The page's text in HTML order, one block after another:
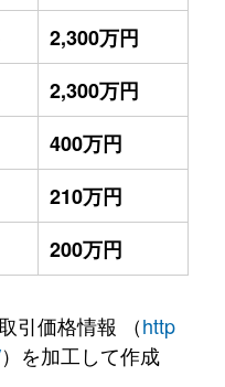
2,300万円
2,300万円
400万円
210万円
200万円
引価格情報 （http
）を加工して作成